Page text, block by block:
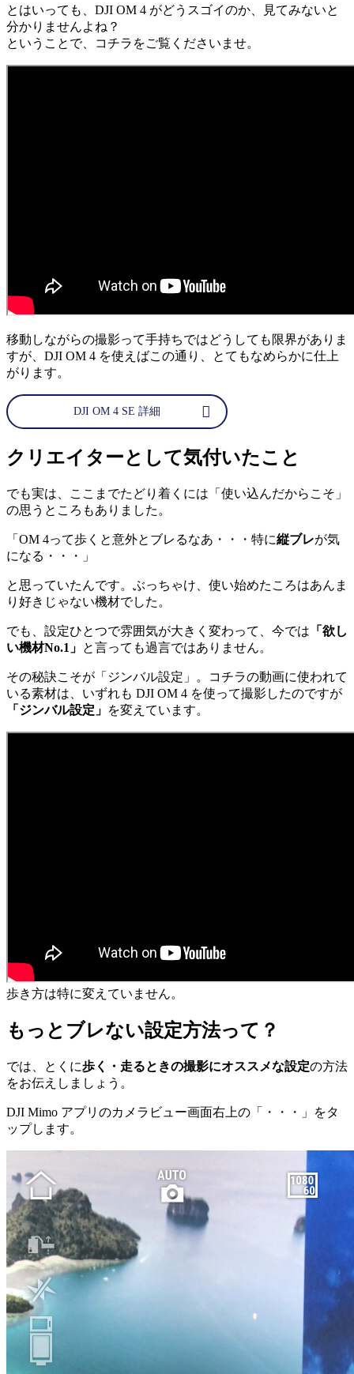
とはいっても、DJI OM 4 がどうスゴイのか、見てみないと
分かりませんよね？
ということで、コチラをご覧くださいませ。
移動しながらの撮影って手持ちではどうしても限界がありま
すが、DJI OM 4 を使えばこの通り、とてもなめらかに仕上
がります。
DJI OM 4 SE 詳細
クリエイターとして気付いたこと
でも実は、ここまでたどり着くには「使い込んだからこそ」
の思うところもありました。
「OM 4って歩くと意外とブレるなあ・・・特に縦ブレが気
になる・・・」
と思っていたんです。ぶっちゃけ、使い始めたころはあんま
り好きじゃない機材でした。
でも、設定ひとつで雰囲気が大きく変わって、今では 「欲し
い機材No.1」 と言っても過言ではありません。
その秘訣こそが「ジンバル設定」。コチラの動画に使われて
いる素材は、いずれも DJI OM 4 を使って撮影したのですが
「ジンバル設定」 を変えています。
歩き方は特に変えていません。
もっとブレない設定方法って？
では、とくに歩く・走るときの撮影にオススメな設定の方法
をお伝えしましょう。
DJI Mimo アプリのカメラビュー画面右上の「・・・」をタ
ップします。